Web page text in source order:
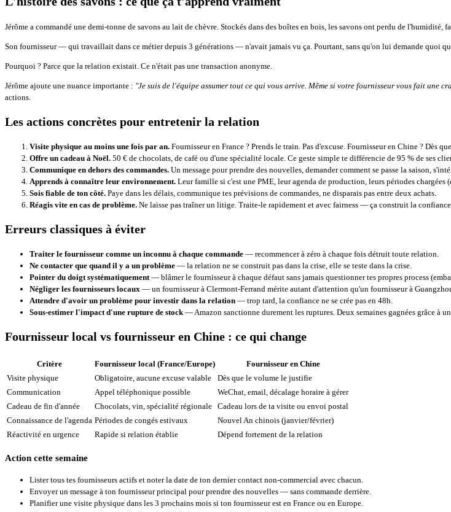
Jérôme a commandé une demi-tonne de savons au lait de chèvre. Stockés dans des boîtes en bois, les savons ont perdu de l'humidité,
Son fournisseur — qui travaillait dans ce métier depuis 3 générations — n'avait jamais vu ça. Pourtant, sans qu'on lui demande quoi
Pourquoi ? Parce que la relation existait. Ce n'était pas une transaction anonyme.
Jérôme ajoute une nuance importante : "Je suis de l'équipe assumer tout ce qui vous arrive. Même si votre fournisseur vous fait une
actions.
Les actions concrètes pour entretenir la relation
Visite physique au moins une fois par an. Fournisseur en France ? Prends le train. Pas d'excuse. Fournisseur en Chine ? Dès
Offre un cadeau à Noël. 50 € de chocolats, de café ou d'une spécialité locale. Ce geste simple te différencie de 95 % de ses
Communique en dehors des commandes. Un message pour prendre des nouvelles, demander comment se passe la saison,
Apprends à connaître leur environnement. Leur famille si c'est une PME, leur agenda de production, leurs périodes chargées
Sois fiable de ton côté. Paye dans les délais, communique tes prévisions de commandes, ne disparais pas entre deux achats.
Réagis vite en cas de problème. Ne laisse pas traîner un litige. Traite-le rapidement et avec fairness — ça construit la confiance
Erreurs classiques à éviter
Traiter le fournisseur comme un inconnu à chaque commande — recommencer à zéro à chaque fois détruit toute relation.
Ne contacter que quand il y a un problème — la relation ne se construit pas dans la crise, elle se teste dans la crise.
Pointer du doigt systématiquement— blâmer le fournisseur à chaque défaut sans jamais questionner tes propres process
Négliger les fournisseurs locaux — un fournisseur à Clermont-Ferrand mérite autant d'attention qu'un fournisseur à
Attendre d'avoir un problème pour investir dans la relation — trop tard, la confiance ne se crée pas en 48h.
Sous-estimer l'impact d'une rupture de stock— Amazon sanctionne durement les ruptures. Deux semaines gagnées grâce à
Fournisseur local vs fournisseur en Chine : ce qui change
Critère Fournisseur local (France/Europe)
Fournisseur en Chine
Visite physique
Obligatoire, aucune excuse valable
Dès que le volume le justifie
Communication
Appel téléphonique possible
WeChat, email, décalage horaire à gérer
Cadeau de fin d'année
Chocolats, vin, spécialité régionale Cadeau lors de ta visite ou envoi postal
Connaissance de l'agenda Périodes de congés estivaux
Nouvel An chinois (janvier/février)
Réactivité en urgence
Rapide si relation établie Dépend fortement de la relation
Action cette semaine
Lister tous tes fournisseurs actifs et noter la date de ton dernier contact non-commercial avec chacun.
Envoyer un message à ton fournisseur principal pour prendre des nouvelles — sans commande derrière.
Planifier une visite physique dans les 3 prochains mois si ton fournisseur est en France ou en Europe.